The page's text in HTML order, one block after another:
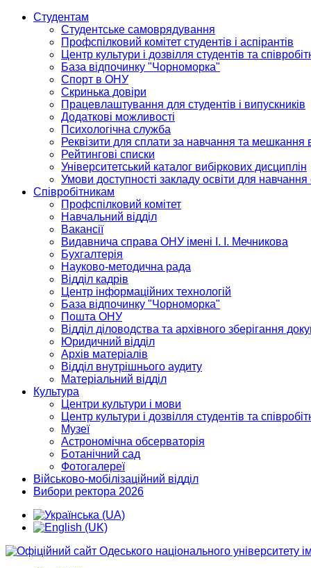
Студентам
Студентське самоврядування
Профспілковий комітет студентів і аспірантів
Центр культури і дозвілля студентів та
База відпочинку "Чорноморка"
Спорт в ОНУ
Скринька довіри
Працевлаштування для студентів і випускників
Додаткові можливості
Психологічна служба
Реквізити для сплати за навчання та мешкання
Рейтингові списки
Університетський каталог вибіркових дисциплін
Умови доступності закладу освіти для
Співробітникам
Профспілковий комітет
Навчальний відділ
Вакансії
Видавнича справа ОНУ імені І. І. Мечникова
Бухгалтерія
Науково-методична рада
Відділ кадрів
Центр інформаційних технологій
База відпочинку "Чорноморка"
Пошта ОНУ
Відділ діловодства та архівного зберігання
Юридичний відділ
Архів матеріалів
Відділ внутрішнього аудиту
Матеріальний відділ
Культура
Центри культури і мови
Центр культури і дозвілля студентів та
Музеї
Астрономічна обсерваторія
Ботанічний сад
Фотогалереї
Військово-мобілізаційний відділ
Вибори ректора 2026